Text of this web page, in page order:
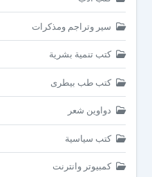
سير وتراجم ومذكرات
كتب تنمية بشرية
كتب طب بيطرى
دواوين شعر
كتب سياسية
كمبيوتر وانترنت